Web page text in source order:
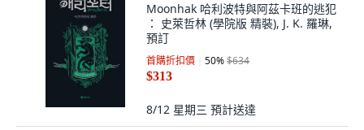
Moonhak 哈利波特與阿茲卡班的逃犯
： 史萊哲林 (學院版 精裝), J. K. 羅琳,
預訂
首購折扣價 50%$634
$313
8/12 星期三 預計送達